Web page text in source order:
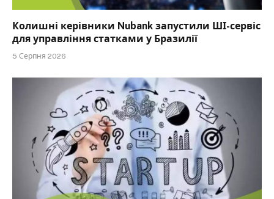
Колишні керівники Nubank запустили ШІ-сервіс
для управління статками у Бразилії
5 Серпня 2026